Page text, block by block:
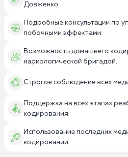
Довженко.
Подробные консультации по
побочными эффектами.
Возможность домашнего
наркологической бригадой.
Строгое соблюдение всех
Поддержка на всех этапах
кодирования.
Использование последних
кодировании.